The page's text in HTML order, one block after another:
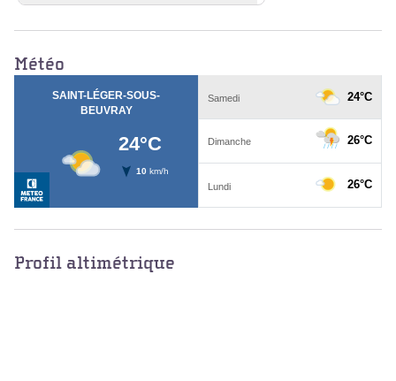
Voir l'image en plein écran
Météo
Profil altimétrique